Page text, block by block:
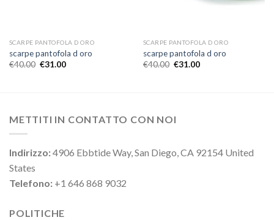
SCARPE PANTOFOLA D ORO
scarpe pantofola d oro
€40.00 €31.00
SCARPE PANTOFOLA D ORO
scarpe pantofola d oro
€40.00 €31.00
METTITI IN CONTATTO CON NOI
Indirizzo:4906 Ebbtide Way, San Diego, CA 92154 United
States
Telefono: +1 646 868 9032
POLITICHE